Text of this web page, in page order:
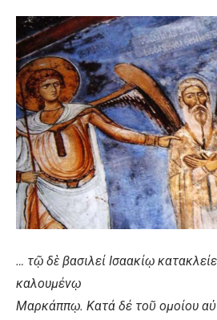
… τῷ δὲ βασιλεί Ισαακίῳ
καλουμένῳ
Μαρκάππῳ. Κατά δέ τοῦ ομοίου